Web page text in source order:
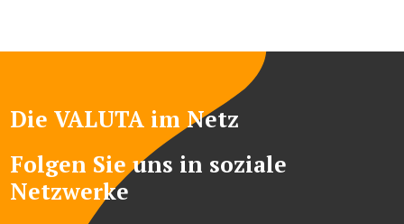
Die VALUTA im Netz
Folgen Sie uns in soziale
Netzwerke